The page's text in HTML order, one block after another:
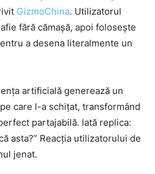
GizmoChina. Utilizatorul
fără cămașă, apoi folosește
a desena literalmente un
artificială generează un
care l-a schițat, transformând
partajabilă. Iată replica:
asta?” Reacția utilizatorului de
jenat.